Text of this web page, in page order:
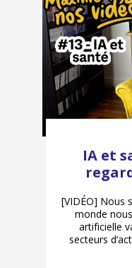
IA et
[VIDÉO] Nous
monde nous
artificielle
secteurs